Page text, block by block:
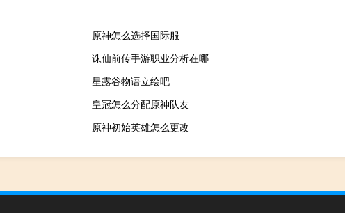
原神怎么选择国际服
诛仙前传手游职业分析在哪
星露谷物语立绘吧
皇冠怎么分配原神队友
原神初始英雄怎么更改